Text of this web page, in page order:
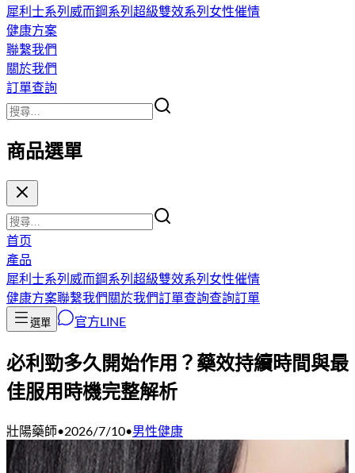
犀利士系列 威而鋼系列 超級雙效系列 女性催情
健康方案
聯繫我們
關於我們
訂單查詢
商品選單
首页
產品
犀利士系列 威而鋼系列 超級雙效系列 女性催情
健康方案聯繫我們 關於我們訂單查詢查詢訂單
選單 官方LINE
必利勁多久開始作用？藥效持續時間與最
佳服用時機完整解析
壯陽藥師•2026/7/10•男性健康